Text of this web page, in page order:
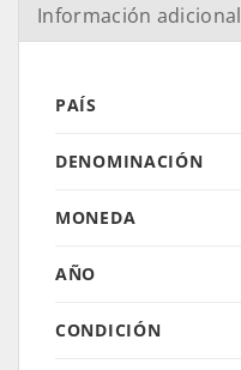
Información adicional
PAÍS
DENOMINACIÓN
MONEDA
AÑO
CONDICIÓN